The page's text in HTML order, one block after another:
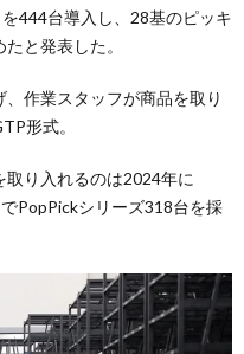
444台導入し、28基のピッキ
と発表した。
作業スタッフが商品を取り
形式。
り入れるのは2024年に
PopPickシリーズ318台を採